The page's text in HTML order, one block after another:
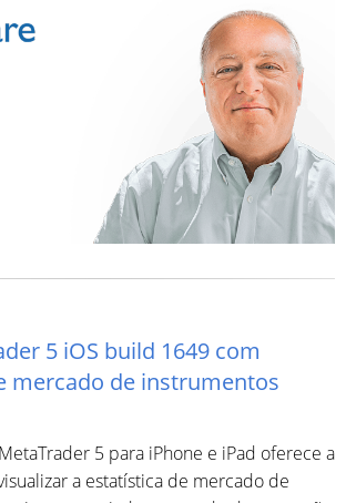
5 iOS build 1649 com
mercado de instrumentos
5 para iPhone e iPad oferece a
a estatística de mercado de